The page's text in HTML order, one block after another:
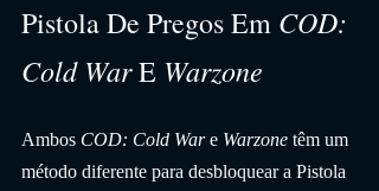
Pistola De Pregos Em COD:
Cold War E Warzone
Ambos COD: Cold War e Warzone têm um
método diferente para desbloquear a Pistola